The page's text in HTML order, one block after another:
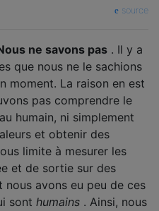
source
ne savons pas . Il y a
que nous ne le sachions
moment. La raison en est
pas comprendre le
humain, ni simplement
et obtenir des
limite à mesurer les
et de sortie sur des
nous avons eu peu de ces
sont humains . Ainsi, nous